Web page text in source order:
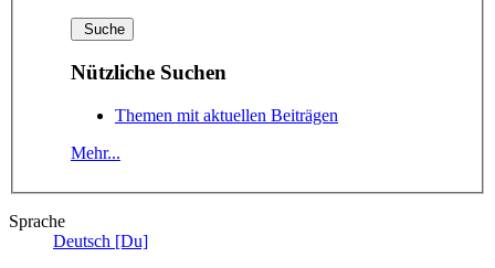
Nützliche Suchen
Themen mit aktuellen Beiträgen
Mehr...
Sprache
Deutsch [Du]